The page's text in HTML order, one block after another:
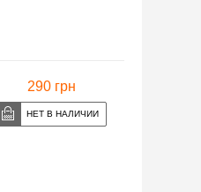
290 грн